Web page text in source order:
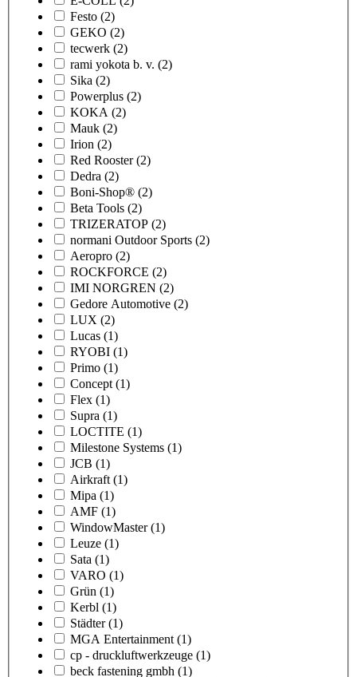
Festo (2)
GEKO (2)
tecwerk (2)
rami yokota b. v. (2)
Sika (2)
Powerplus (2)
KOKA (2)
Mauk (2)
Irion (2)
Red Rooster (2)
Dedra (2)
Boni-Shop® (2)
Beta Tools (2)
TRIZERATOP (2)
normani Outdoor Sports (2)
Aeropro (2)
ROCKFORCE (2)
IMI NORGREN (2)
Gedore Automotive (2)
LUX (2)
Lucas (1)
RYOBI (1)
Primo (1)
Concept (1)
Flex (1)
Supra (1)
LOCTITE (1)
Milestone Systems (1)
JCB (1)
Airkraft (1)
Mipa (1)
AMF (1)
WindowMaster (1)
Leuze (1)
Sata (1)
VARO (1)
Grün (1)
Kerbl (1)
Städter (1)
MGA Entertainment (1)
cp - druckluftwerkzeuge (1)
beck fastening gmbh (1)